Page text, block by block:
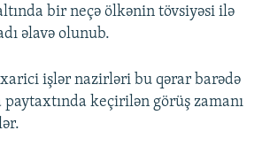
altında bir neçə ölkənin tövsiyəsi ilə
əlavə olunub.
işlər nazirləri bu qərar barədə
paytaxtında keçirilən görüş zamanı